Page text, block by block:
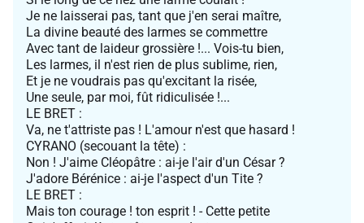
Je ne laisserai pas, tant que j'en serai maître,
La divine beauté des larmes se commettre
Avec tant de laideur grossière !... Vois-tu bien,
Les larmes, il n'est rien de plus sublime, rien,
Et je ne voudrais pas qu'excitant la risée,
Une seule, par moi, fût ridiculisée !...
LE BRET :
Va, ne t'attriste pas ! L'amour n'est que hasard !
CYRANO (secouant la tête) :
Non ! J'aime Cléopâtre : ai-je l'air d'un César ?
J'adore Bérénice : ai-je l'aspect d'un Tite ?
LE BRET :
Mais ton courage ! ton esprit ! - Cette petite